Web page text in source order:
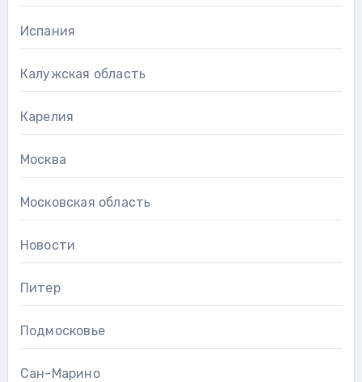
Испания
Калужская область
Карелия
Москва
Московская область
Новости
Питер
Подмосковье
Сан-Марино